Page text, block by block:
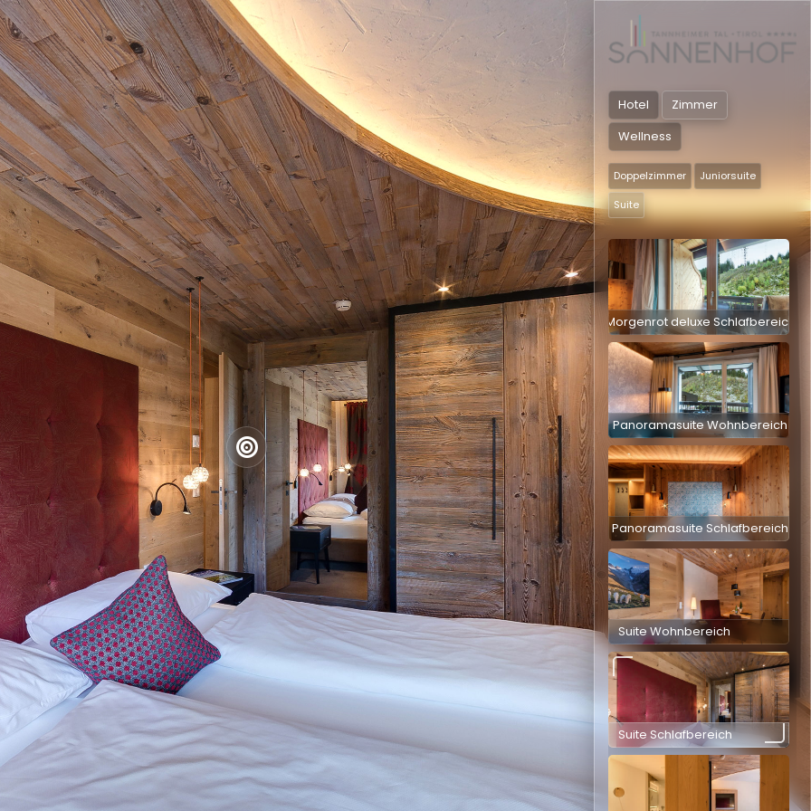
Hotel
Zimmer
Wellness
Doppelzimmer
Juniorsuite
Suite
Enzian Suite Wohnbereich
Enzian Suite Schlafbereich
Morgenrot deluxe Wohnbereich
Morgenrot deluxe Schlafbereich
Panoramasuite Wohnbereich
Panoramasuite Schlafbereich
Suite Wohnbereich
Suite Schlafbereich